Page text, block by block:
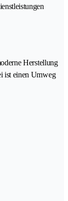
Herstellung
ist einen Umweg